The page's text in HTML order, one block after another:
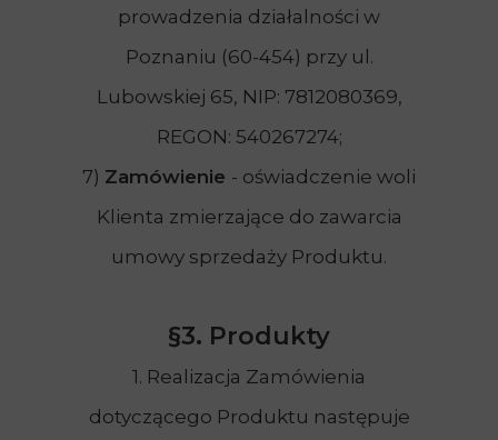
prowadzenia działalności w
Poznaniu (60-454) przy ul.
Lubowskiej 65, NIP: 7812080369,
REGON: 540267274;
7) Zamówienie - oświadczenie woli
Klienta zmierzające do zawarcia
umowy sprzedaży Produktu.
§3. Produkty
1. Realizacja Zamówienia
dotyczącego Produktu następuje